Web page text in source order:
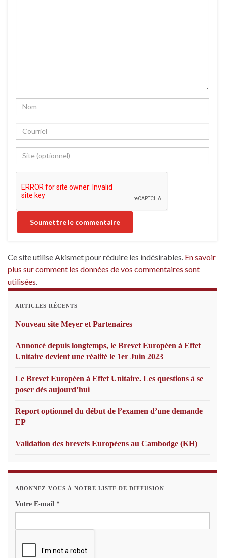
Ce site utilise Akismet pour réduire les indésirables. En savoir
plus sur comment les données de vos commentaires sont
utilisées.
ARTICLES RÉCENTS
Nouveau site Meyer et Partenaires
Annoncé depuis longtemps, le Brevet Européen à Effet
Unitaire devient une réalité le 1er Juin 2023
Le Brevet Européen à Effet Unitaire. Les questions à se
poser dès aujourd’hui
Report optionnel du début de l’examen d’une demande
EP
Validation des brevets Européens au Cambodge (KH)
ABONNEZ-VOUS À NOTRE LISTE DE DIFFUSION
Votre E-mail *